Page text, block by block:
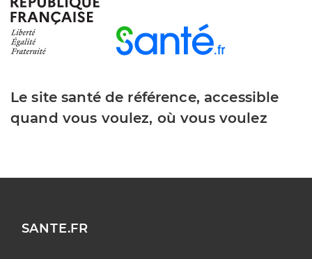
Le site santé de référence, accessible
quand vous voulez, où vous voulez
SANTE.FR